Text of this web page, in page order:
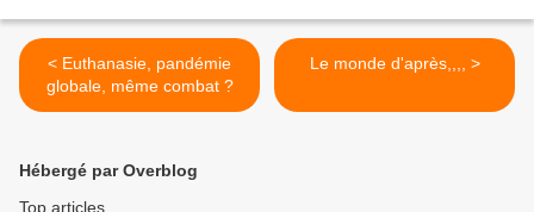
< Euthanasie, pandémie
globale, même combat ?
Le monde d'après,,,, >
Hébergé par Overblog
Top articles